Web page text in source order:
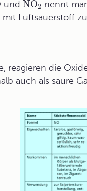
undNO2 nennt
Luftsauerstoff
reagieren die
auch als saure